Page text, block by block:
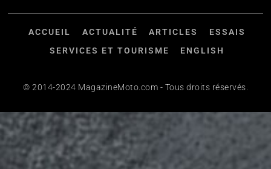
ACCUEIL ACTUALITÉ ARTICLES
ESSAIS
SERVICES ET TOURISME
ENGLISH
© 2014-2024 MagazineMoto.com - Tous droits réservés.